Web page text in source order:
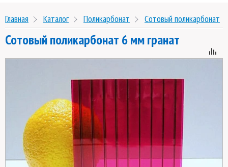
Главная Каталог Поликарбонат Cотовый поликарбонат
Сотовый поликарбонат 6 мм гранат